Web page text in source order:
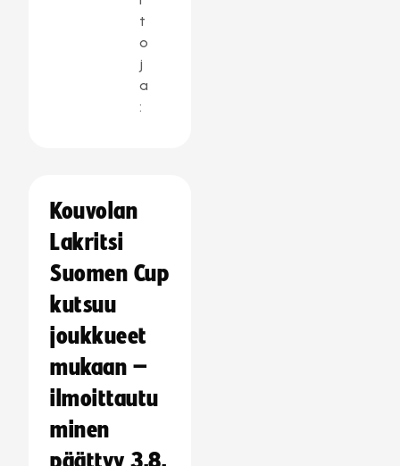
t
o
j
a
:
Kouvolan
Lakritsi
Suomen Cup
kutsuu
joukkueet
mukaan –
ilmoittautu
minen